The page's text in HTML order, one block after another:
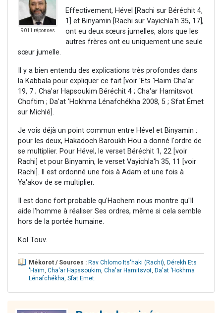
9011 réponses
Effectivement, Hével [Rachi sur Béréchit 4,
1] et Binyamin [Rachi sur Vayichla'h 35, 17],
ont eu deux sœurs jumelles, alors que les
autres frères ont eu uniquement une seule
sœur jumelle.
Il y a bien entendu des explications très profondes dans
la Kabbala pour expliquer ce fait [voir 'Ets 'Haïm Cha'ar
19, 7 ; Cha'ar Hapsoukim Béréchit 4 ; Cha'ar Hamitsvot
Choftim ; Da'at 'Hokhma Lénafchékha 2008, 5 ; Sfat Émet
sur Michlé].
Je vois déjà un point commun entre Hével et Binyamin :
pour les deux, Hakadoch Baroukh Hou a donné l'ordre de
se multiplier. Pour Hével, le verset Béréchit 1, 22 [voir
Rachi] et pour Binyamin, le verset Vayichla'h 35, 11 [voir
Rachi]. Il est ordonné une fois à Adam et une fois à
Ya'akov de se multiplier.
Il est donc fort probable qu'Hachem nous montre qu'Il
aide l'homme à réaliser Ses ordres, même si cela semble
hors de la portée humaine.
Kol Touv.
Mékorot / Sources : Rav Chlomo Its'haki (Rachi), Dérekh Ets
'Haïm, Cha'ar Hapssoukim, Cha'ar Hamitsvot, Da'at 'Hokhma
Lénafchékha, Sfat Emet.